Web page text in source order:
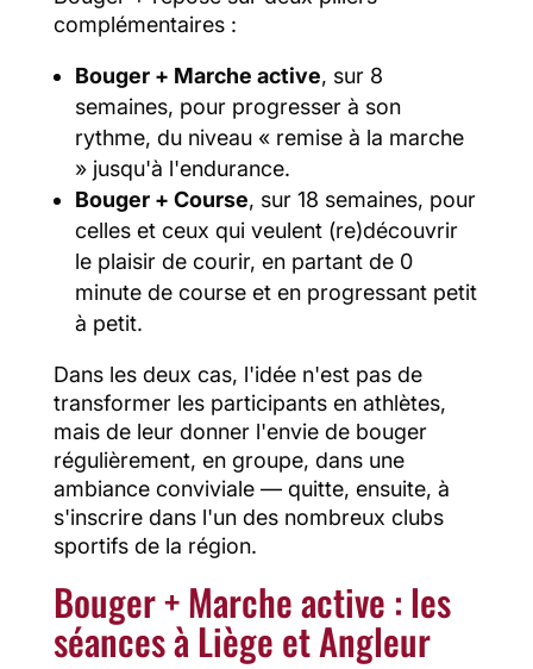
complémentaires :
Bouger + Marche active, sur 8
semaines, pour progresser à son
rythme, du niveau « remise à la marche
» jusqu'à l'endurance.
Bouger + Course, sur 18 semaines, pour
celles et ceux qui veulent (re)découvrir
le plaisir de courir, en partant de 0
minute de course et en progressant petit
à petit.
Dans les deux cas, l'idée n'est pas de
transformer les participants en athlètes,
mais de leur donner l'envie de bouger
régulièrement, en groupe, dans une
ambiance conviviale — quitte, ensuite, à
s'inscrire dans l'un des nombreux clubs
sportifs de la région.
Bouger + Marche active : les
séances à Liège et Angleur